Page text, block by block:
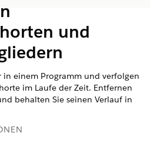
und
in einem Programm und verfolgen
im Laufe der Zeit. Entfernen
behalten Sie seinen Verlauf in